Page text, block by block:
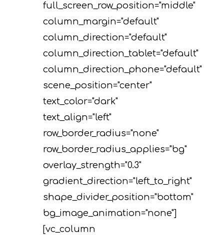
full_screen_row_position="middle"
column_margin="default"
column_direction="default"
column_direction_tablet="default"
column_direction_phone="default"
scene_position="center"
text_color="dark"
text_align="left"
row_border_radius="none"
row_border_radius_applies="bg"
overlay_strength="0.3"
gradient_direction="left_to_right"
shape_divider_position="bottom"
bg_image_animation="none"]
[vc_column